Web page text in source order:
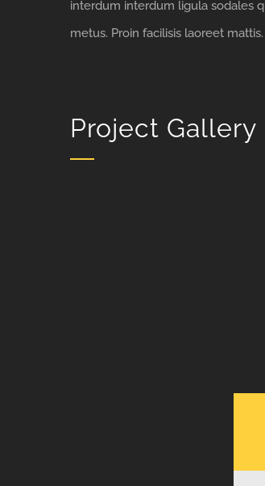
interdum interdum ligula sodales
metus. Proin facilisis laoreet
Project Gallery